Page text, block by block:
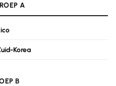
A
Korea
B